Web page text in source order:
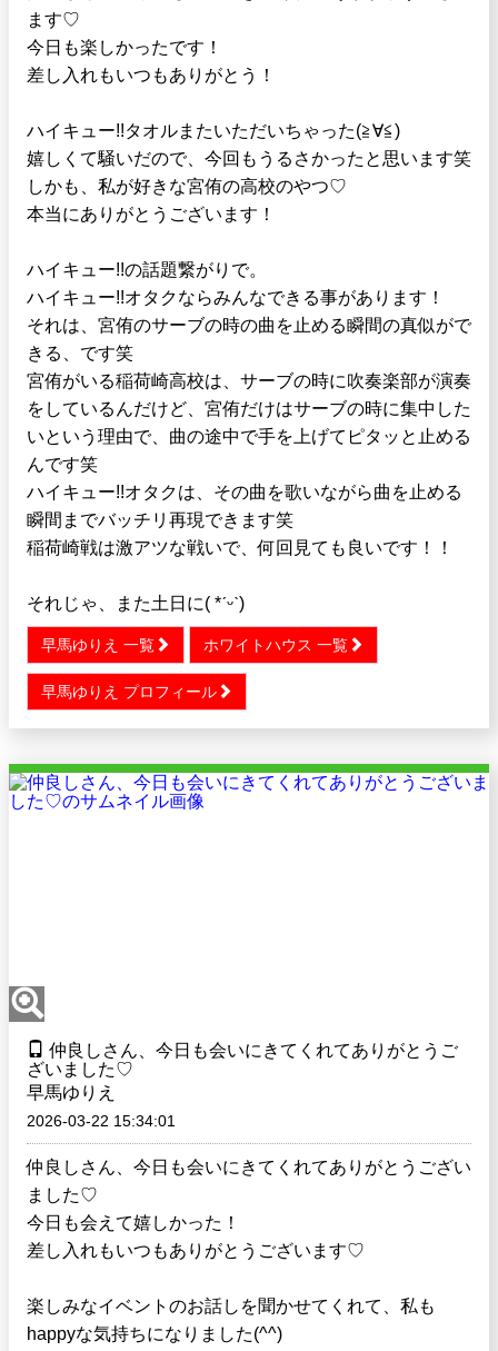
ます♡
今日も楽しかったです！
差し入れもいつもありがとう！
ハイキュー!!タオルまたいただいちゃった(≧∀≦)
嬉しくて騒いだので、今回もうるさかったと思います笑
しかも、私が好きな宮侑の高校のやつ♡
本当にありがとうございます！
ハイキュー!!の話題繋がりで。
ハイキュー!!オタクならみんなできる事があります！
それは、宮侑のサーブの時の曲を止める瞬間の真似がで
きる、です笑
宮侑がいる稲荷崎高校は、サーブの時に吹奏楽部が演奏
をしているんだけど、宮侑だけはサーブの時に集中した
いという理由で、曲の途中で手を上げてピタッと止める
んです笑
ハイキュー!!オタクは、その曲を歌いながら曲を止める
瞬間までバッチリ再現できます笑
稲荷崎戦は激アツな戦いで、何回見ても良いです！！
それじゃ、また土日に( *ˊᵕˋ)
早馬ゆりえ 一覧 ホワイトハウス 一覧
早馬ゆりえ プロフィール
仲良しさん、今日も会いにきてくれてありがとうご
ざいました♡
早馬ゆりえ
2026-03-22 15:34:01
仲良しさん、今日も会いにきてくれてありがとうござい
ました♡
今日も会えて嬉しかった！
差し入れもいつもありがとうございます♡
楽しみなイベントのお話しを聞かせてくれて、私も
happyな気持ちになりました(^^)